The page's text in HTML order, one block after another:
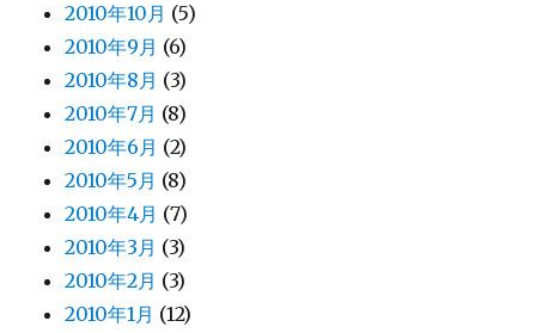
2010年10月 (5)
2010年9月 (6)
2010年8月 (3)
2010年7月 (8)
2010年6月 (2)
2010年5月 (8)
2010年4月 (7)
2010年3月 (3)
2010年2月 (3)
2010年1月 (12)